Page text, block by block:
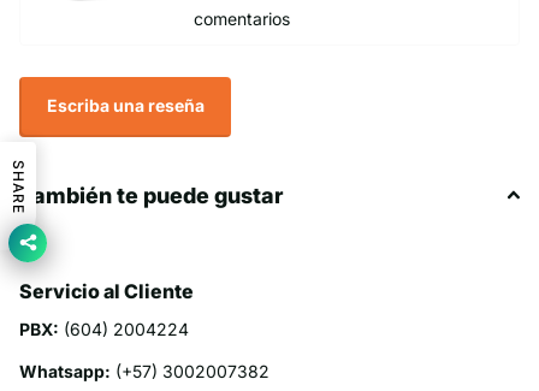
comentarios
Escriba una reseña
También te puede gustar
Servicio al Cliente
PBX: (604) 2004224
Whatsapp: (+57) 3002007382
SHARE